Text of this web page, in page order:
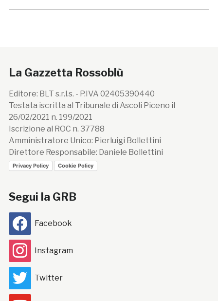
La Gazzetta Rossoblù
Editore: BLT s.r.l.s. - P.IVA 02405390440
Testata iscritta al Tribunale di Ascoli Piceno il
26/02/2021 n. 199/2021
Iscrizione al ROC n. 37788
Amministratore Unico: Pierluigi Bollettini
Direttore Responsabile: Daniele Bollettini
Privacy Policy Cookie Policy
Segui la GRB
Facebook
Instagram
Twitter